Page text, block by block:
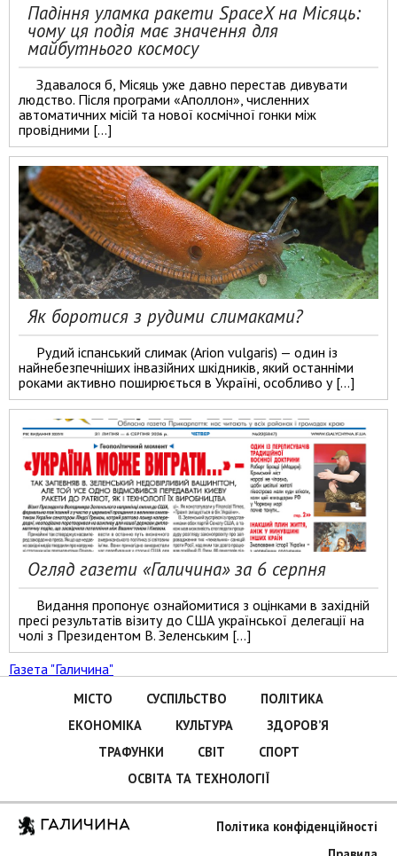
Падіння уламка ракети SpaceX на Місяць:
чому ця подія має значення для
майбутнього космосу
Здавалося б, Місяць уже давно перестав дивувати
людство. Після програми «Аполлон», численних
автоматичних місій та нової космічної гонки між
провідними […]
Як боротися з рудими слимаками?
Рудий іспанський слимак (Arion vulgaris) — один із
найнебезпечніших інвазійних шкідників, який останніми
роками активно поширюється в Україні, особливо у […]
Огляд газети «Галичина» за 6 серпня
Видання пропонує ознайомитися з оцінками в західній
пресі результатів візиту до США української делегації на
чолі з Президентом В. Зеленським […]
Газета "Галичина"
МІСТО СУСПІЛЬСТВО
ПОЛІТИКА
ЕКОНОМІКА
КУЛЬТУРА
ЗДОРОВ’Я
ТРАФУНКИ
СВІТ
СПОРТ
ОСВІТА ТА ТЕХНОЛОГІЇ
ГАЛИЧИНА
Політика конфіденційності